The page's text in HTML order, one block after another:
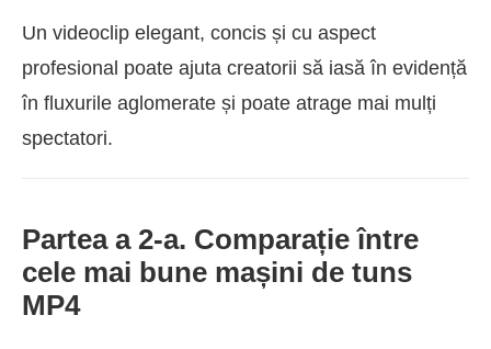
Un videoclip elegant, concis și cu aspect
profesional poate ajuta creatorii să iasă în evidență
în fluxurile aglomerate și poate atrage mai mulți
spectatori.
Partea a 2-a. Comparație între
cele mai bune mașini de tuns
MP4